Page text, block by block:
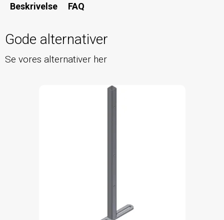
Beskrivelse FAQ
Gode alternativer
Se vores alternativer her